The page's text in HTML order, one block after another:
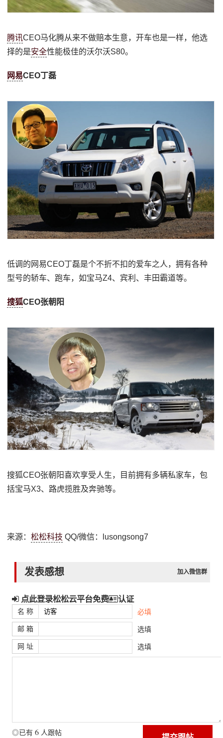
腾讯CEO马化腾从来不做赔本生意，开车也是一样，他选
择的是安全性能极佳的沃尔沃S80。
网易CEO丁磊
低调的网易CEO丁磊是个不折不扣的爱车之人，拥有各种
型号的轿车、跑车，如宝马Z4、宾利、丰田霸道等。
搜狐CEO张朝阳
搜狐CEO张朝阳喜欢享受人生，目前拥有多辆私家车，包
括宝马X3、路虎揽胜及奔驰等。
来源：松松科技 QQ/微信：lusongsong7
发表感想 加入微信群
点此登录松松云平台免费 认证
名 称 必填
邮 箱 选填
网 址 选填
◎已有 6 人跟帖